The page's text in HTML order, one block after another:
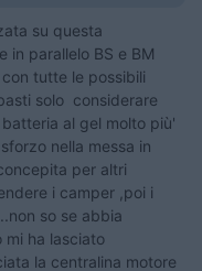
su questa
in parallelo BS e BM
tutte le possibili
solo considerare
al gel molto più'
nella messa in
per altri
i camper ,poi i
so se abbia
ha lasciato
la centralina motore